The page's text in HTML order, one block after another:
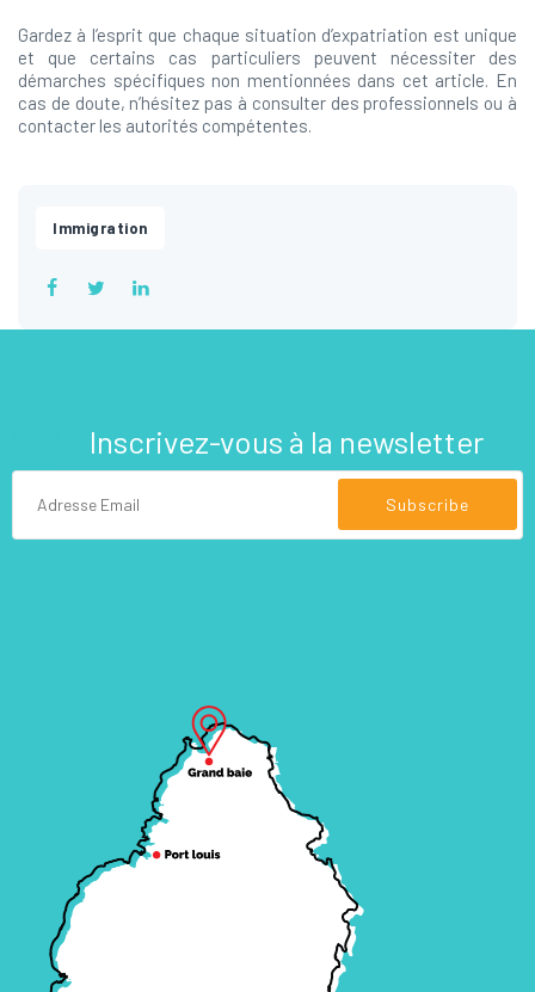
Gardez à l’esprit que chaque situation d’expatriation est unique
et que certains cas particuliers peuvent nécessiter des
démarches spécifiques non mentionnées dans cet article. En
cas de doute, n’hésitez pas à consulter des professionnels ou à
contacter les autorités compétentes.
Immigration
Inscrivez-vous à la newsletter